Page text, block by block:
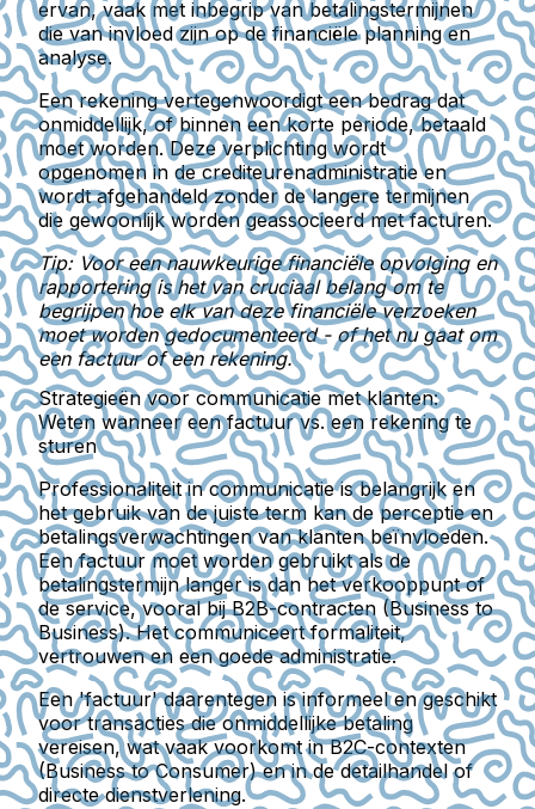
ervan, vaak met inbegrip van betalingstermijnen
die van invloed zijn op de financiële planning en
analyse.
Een rekening vertegenwoordigt een bedrag dat
onmiddellijk, of binnen een korte periode, betaald
moet worden. Deze verplichting wordt
opgenomen in de crediteurenadministratie en
wordt afgehandeld zonder de langere termijnen
die gewoonlijk worden geassocieerd met facturen.
Tip: Voor een nauwkeurige financiële opvolging en
rapportering is het van cruciaal belang om te
begrijpen hoe elk van deze financiële verzoeken
moet worden gedocumenteerd - of het nu gaat om
een factuur of een rekening.
Strategieën voor communicatie met klanten:
Weten wanneer een factuur vs. een rekening te
sturen
Professionaliteit in communicatie is belangrijk en
het gebruik van de juiste term kan de perceptie en
betalingsverwachtingen van klanten beïnvloeden.
Een factuur moet worden gebruikt als de
betalingstermijn langer is dan het verkooppunt of
de service, vooral bij B2B-contracten (Business to
Business). Het communiceert formaliteit,
vertrouwen en een goede administratie.
Een 'factuur' daarentegen is informeel en geschikt
voor transacties die onmiddellijke betaling
vereisen, wat vaak voorkomt in B2C-contexten
(Business to Consumer) en in de detailhandel of
directe dienstverlening.